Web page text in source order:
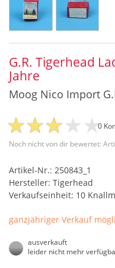
G.R. Tigerhead
Jahre
Moog Nico Import
Noch nicht von dir bewertet:
0
Artikel-Nr.: 250843_1
Hersteller: Tigerhead
Verkaufseinheit: 10
ganzjähriger Verkauf
ausverkauft
leider nicht mehr